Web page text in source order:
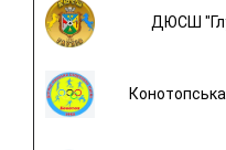
ДЮСШ